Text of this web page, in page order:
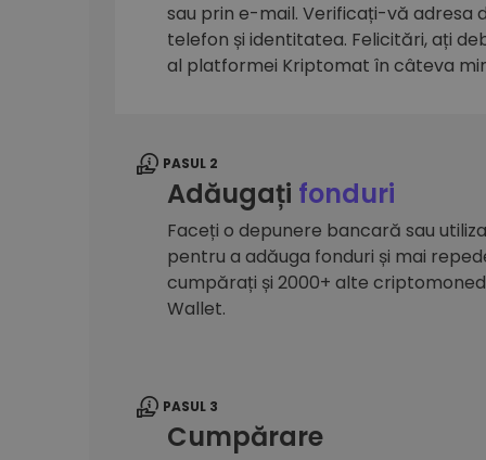
Explorator de investiții
Găsește-ți strategia cripto
sau prin e-mail. Verificați-vă adresa
telefon și identitatea. Felicitări, ați
al platformei Kriptomat în câteva
PASUL 2
Adăugați fonduri
Faceți o depunere bancară sau
pentru a adăuga fonduri și mai
cumpărați și 2000+ alte
Wallet.
PASUL 3
Cumpărare